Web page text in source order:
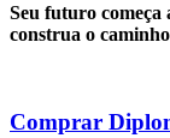
Seu futuro começa
construa o
Comprar